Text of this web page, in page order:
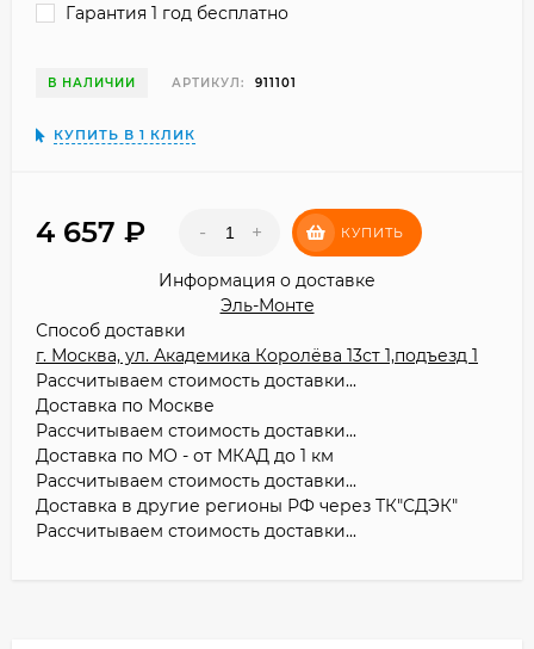
Гарантия 1 год бесплатно
В НАЛИЧИИ АРТИКУЛ: 911101
КУПИТЬ В 1 КЛИК
4 657 - + КУПИТЬ
Информация о доставке
Эль-Монте
Способ доставки
г. Москва, ул. Академика Королёва 13ст 1,подъезд 1
Рассчитываем стоимость доставки...
Доставка по Москве
Рассчитываем стоимость доставки...
Доставка по МО - от МКАД до 1 км
Рассчитываем стоимость доставки...
Доставка в другие регионы РФ через ТК"СДЭК"
Рассчитываем стоимость доставки...